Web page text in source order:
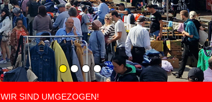
WIR SIND UMGEZOGEN!